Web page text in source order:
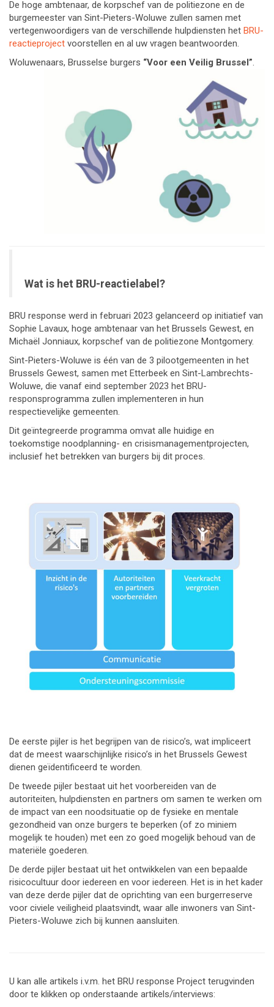
De hoge ambtenaar, de korpschef van de politiezone en de
burgemeester van Sint-Pieters-Woluwe zullen samen met
vertegenwoordigers van de verschillende hulpdiensten het BRU-
reactieproject voorstellen en al uw vragen beantwoorden.
Woluwenaars, Brusselse burgers “Voor een Veilig Brussel”.
Wat is het BRU-reactielabel?
BRU response werd in februari 2023 gelanceerd op initiatief van
Sophie Lavaux, hoge ambtenaar van het Brussels Gewest, en
Michaël Jonniaux, korpschef van de politiezone Montgomery.
Sint-Pieters-Woluwe is één van de 3 pilootgemeenten in het
Brussels Gewest, samen met Etterbeek en Sint-Lambrechts-
Woluwe, die vanaf eind september 2023 het BRU-
responsprogramma zullen implementeren in hun
respectievelijke gemeenten.
Dit geïntegreerde programma omvat alle huidige en
toekomstige noodplanning- en crisismanagementprojecten,
inclusief het betrekken van burgers bij dit proces.
De eerste pijler is het begrijpen van de risico’s, wat impliceert
dat de meest waarschijnlijke risico’s in het Brussels Gewest
dienen geïdentificeerd te worden.
De tweede pijler bestaat uit het voorbereiden van de
autoriteiten, hulpdiensten en partners om samen te werken om
de impact van een noodsituatie op de fysieke en mentale
gezondheid van onze burgers te beperken (of zo miniem
mogelijk te houden) met een zo goed mogelijk behoud van de
materiële goederen.
De derde pijler bestaat uit het ontwikkelen van een bepaalde
risicocultuur door iedereen en voor iedereen. Het is in het kader
van deze derde pijler dat de oprichting van een burgerreserve
voor civiele veiligheid plaatsvindt, waar alle inwoners van Sint-
Pieters-Woluwe zich bij kunnen aansluiten.
U kan alle artikels i.v.m. het BRU response Project terugvinden
door te klikken op onderstaande artikels/interviews: